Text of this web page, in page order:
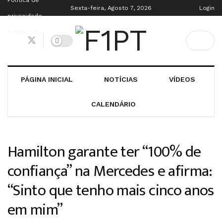
privacidade
Sexta-feira, Agosto 7, 2026 Login
PÁGINA INICIAL NOTÍCIAS VÍDEOS
CALENDÁRIO
Hamilton garante ter “100% de
confiança” na Mercedes e afirma:
“Sinto que tenho mais cinco anos
em mim”